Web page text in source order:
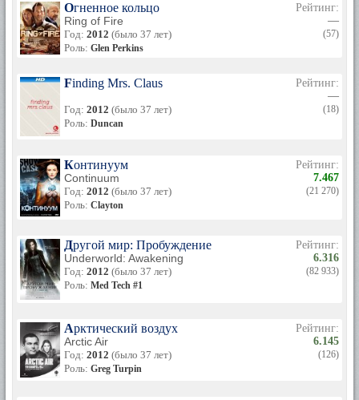
Огненное кольцо
Ring of Fire
Год: 2012 (было 37 лет)
Роль: Glen Perkins
Рейтинг:
—
(57)
Finding Mrs. Claus
Год: 2012 (было 37 лет)
Роль: Duncan
Рейтинг:
—
(18)
Континуум
Continuum
Год: 2012 (было 37 лет)
Роль: Clayton
Рейтинг:
7.467
(21 270)
Другой мир: Пробуждение
Underworld: Awakening
Год: 2012 (было 37 лет)
Роль: Med Tech #1
Рейтинг:
6.316
(82 933)
Арктический воздух
Arctic Air
Год: 2012 (было 37 лет)
Роль: Greg Turpin
Рейтинг:
6.145
(126)